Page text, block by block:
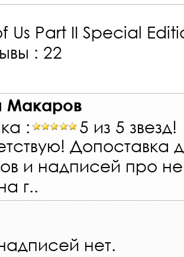
Us Part II Special
: 22
Макаров
:
5 из 5 звезд!
Допоставка
и надписей про
г..
нет.